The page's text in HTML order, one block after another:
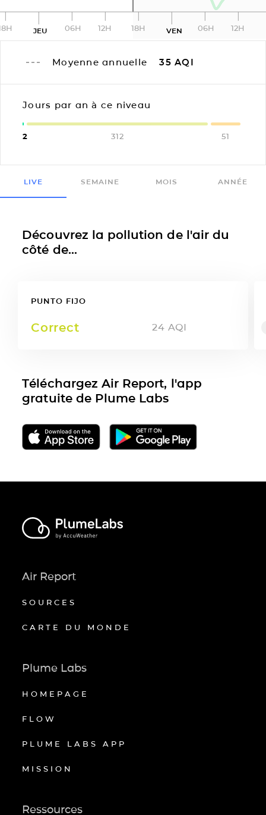
JEU 06H 12H 18H VEN 06H 12H
Moyenne annuelle 35 AQI
Jours par an à ce niveau
2 312 51
LIVE SEMAINE MOIS ANNÉE
Découvrez la pollution de l'air du
côté de...
PUNTO FIJO
Correct 24 AQI
Téléchargez Air Report, l'app
gratuite de Plume Labs
Air Report
SOURCES
CARTE DU MONDE
Plume Labs
HOMEPAGE
FLOW
PLUME LABS APP
MISSION
Ressources